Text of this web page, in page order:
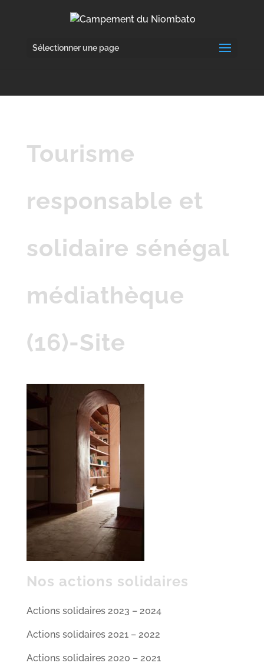
Sélectionner une page
Tourisme
responsable et
solidaire sénégal
médiathèque
(16)-Site
Nos actions solidaires
Actions solidaires 2023 – 2024
Actions solidaires 2021 – 2022
Actions solidaires 2020 – 2021